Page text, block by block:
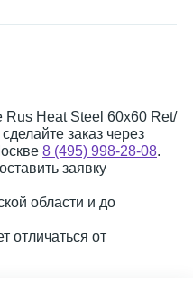
Rus Heat Steel 60x60 Ret/
заказ через
8 (495) 998-28-08.
заявку
области и до
отличаться от